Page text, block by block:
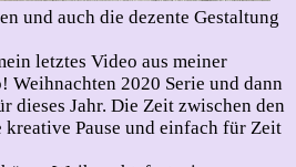
und auch die dezente Gestaltung
letztes Video aus meiner
2020 Serie und dann
dieses Jahr. Die Zeit zwischen den
Pause und einfach für Zeit